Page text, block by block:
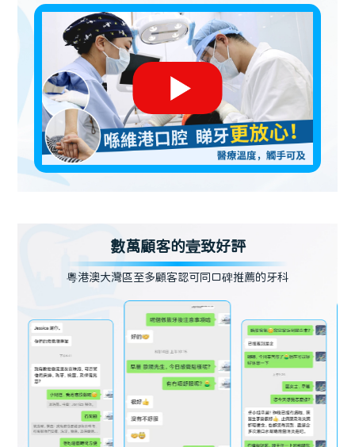
數萬顧客的壹致好評
粵港澳大灣區至多顧客認可同口碑推薦的牙科